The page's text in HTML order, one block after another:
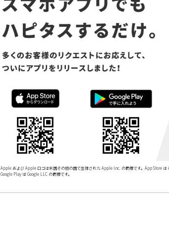
Apple および Apple ロゴは米国その他の国で登録された Apple Inc. の商標です。App Store は
Google Play は Google LLC の商標です。